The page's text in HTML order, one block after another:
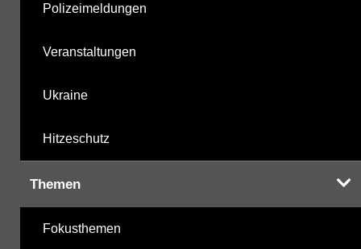
Polizeimeldungen
Veranstaltungen
Ukraine
Hitzeschutz
Themen
Fokusthemen